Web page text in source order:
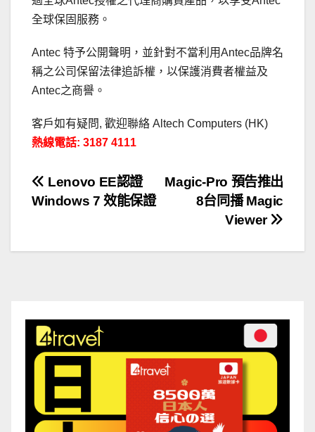
全球保固服務。
Antec 特予公開聲明，並針對不當利用Antec品牌名
稱之公司保留法律追訴權，以保護消費者權益及
Antec之商譽。
客戶如有疑問, 歡迎聯絡 Altech Computers (HK)
熱線電話: 3187 4111
文
導
Magic-Pro 預告推出
8台同播 Magic
Viewer
Lenovo EE認證
Windows 7 效能保證